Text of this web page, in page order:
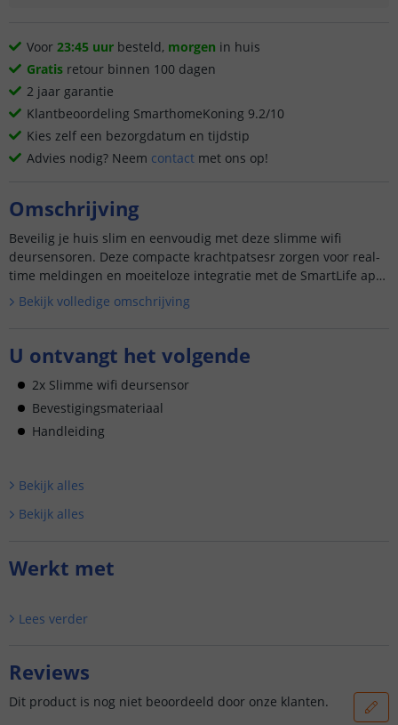
Voor 23:45 uur besteld, morgen in huis
Gratis retour binnen 100 dagen
2 jaar garantie
Klantbeoordeling SmarthomeKoning 9.2/10
Kies zelf een bezorgdatum en tijdstip
Advies nodig? Neem contact met ons op!
Omschrijving
Beveilig je huis slim en eenvoudig met deze slimme wifi
deursensoren. Deze compacte krachtpatsesr zorgen voor real-
time meldingen en moeiteloze integratie met de SmartLife app.
Dankzij slimme technologie en een strak design voel jij je v...
Bekijk volledige omschrijving
U ontvangt het volgende
2x Slimme wifi deursensor
Bevestigingsmateriaal
Handleiding
Bekijk alles
Bekijk alles
Werkt met
Lees verder
Reviews
Dit product is nog niet beoordeeld door onze klanten.